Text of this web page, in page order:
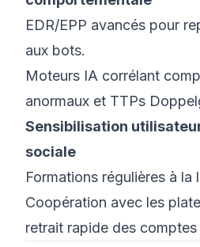
EDR/EPP avancés pour
aux bots.
Moteurs IA corrélant
anormaux et TTPs
Sensibilisation
sociale
Formations régulières à la
Coopération avec les
retrait rapide des comptes